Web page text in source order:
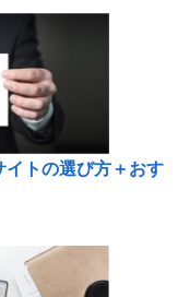
イトの選び方＋おす